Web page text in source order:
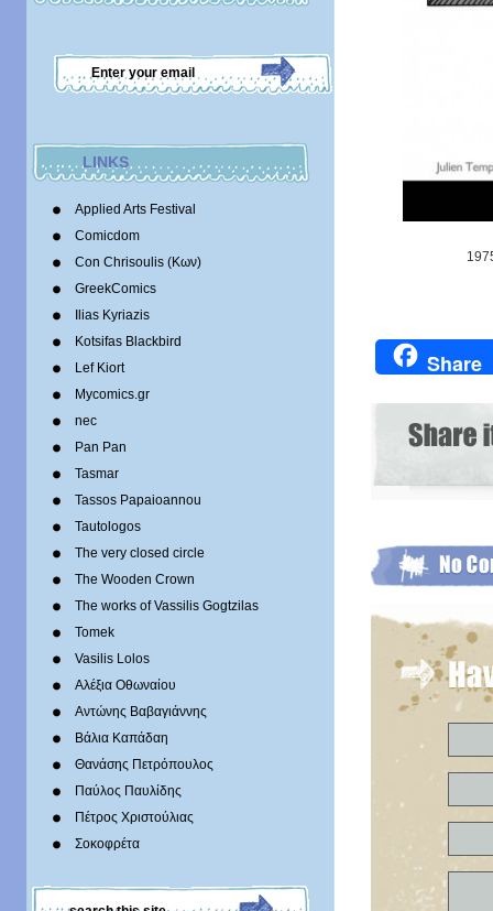
LINKS
Applied Arts Festival
Comicdom
Con Chrisoulis (Κων)
GreekComics
Ilias Kyriazis
Kotsifas Blackbird
Lef Kiort
Mycomics.gr
nec
Pan Pan
Tasmar
Tassos Papaioannou
Tautologos
The very closed circle
The Wooden Crown
The works of Vassilis Gogtzilas
Tomek
Vasilis Lolos
Αλέξια Οθωναίου
Αντώνης Βαβαγιάννης
Βάλια Καπάδαη
Θανάσης Πετρόπουλος
Παύλος Παυλίδης
Πέτρος Χριστούλιας
Σοκοφρέτα
Share